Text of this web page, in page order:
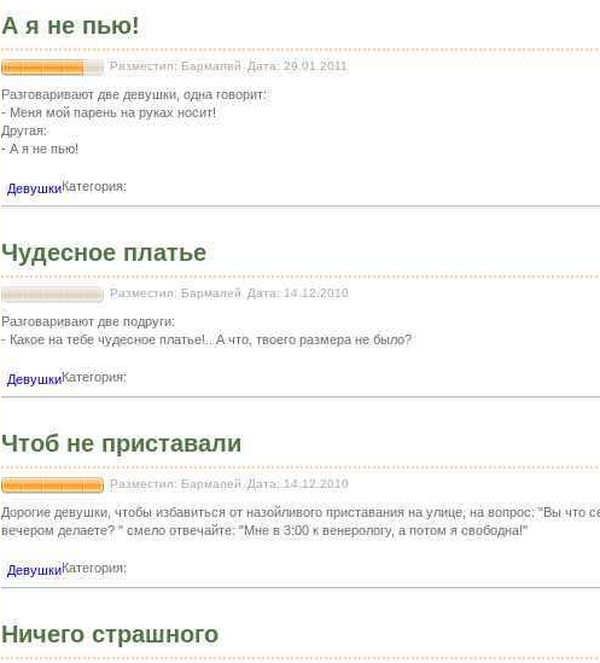
А я не пью!
Разместил: Бармалей Дата: 29.01.2011
Разговаривают две девушки, одна говорит:
- Меня мой парень на руках носит!
Другая:
- А я не пью!
Категория:
Девушки
Чудесное платье
Разместил: Бармалей Дата: 14.12.2010
Разговаривают две подруги:
- Какое на тебе чудесное платье!.. А что, твоего размера не было?
Категория:
Девушки
Чтоб не приставали
Разместил: Бармалей Дата: 14.12.2010
Дорогие девушки, чтобы избавиться от назойливого приставания на улице, на вопрос: "Вы что
вечером делаете? " смело отвечайте: "Мне в 3:00 к венерологу, а потом я свободна!"
Категория:
Девушки
Ничего страшного